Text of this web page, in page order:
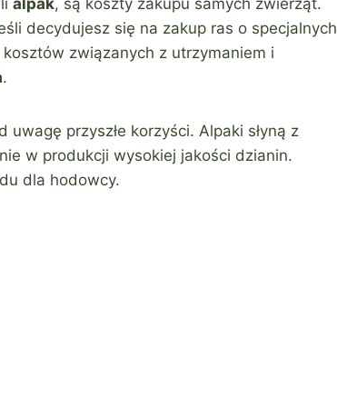
alpak, są koszty zakupu samych zwierząt.
decydujesz się na zakup ras o specjalnych
związanych z utrzymaniem i
.
przyszłe korzyści. Alpaki słyną z
w produkcji wysokiej jakości dzianin.
dla hodowcy.